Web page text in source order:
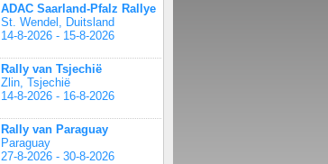
ADAC Saarland-Pfalz Rallye
St. Wendel, Duitsland
14-8-2026 - 15-8-2026
Rally van Tsjechië
Zlin, Tsjechië
14-8-2026 - 16-8-2026
Rally van Paraguay
Paraguay
27-8-2026 - 30-8-2026